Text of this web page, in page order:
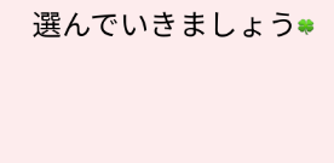
選んでいきましょう